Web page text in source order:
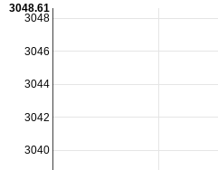
3040
3042
3044
3046
3048
3048.61